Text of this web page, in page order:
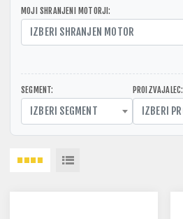
MOJI SHRANJENI MOTORJI:
IZBERI SHRANJEN MOTOR
SEGMENT:
IZBERI SEGMENT
PROIZVAJALEC: